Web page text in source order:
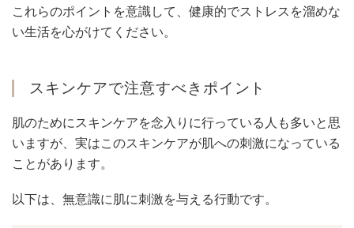
これらのポイントを意識して、健康的でストレスを溜めな
い生活を心がけてください。
スキンケアで注意すべきポイント
肌のためにスキンケアを念入りに行っている人も多いと思
いますが、実はこのスキンケアが肌への刺激になっている
ことがあります。
以下は、無意識に肌に刺激を与える行動です。